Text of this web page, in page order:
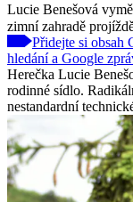
Lucie Benešová
zimní zahradě
Přidejte si obsah
hledání a Google
Herečka Lucie
rodinné sídlo.
nestandardní